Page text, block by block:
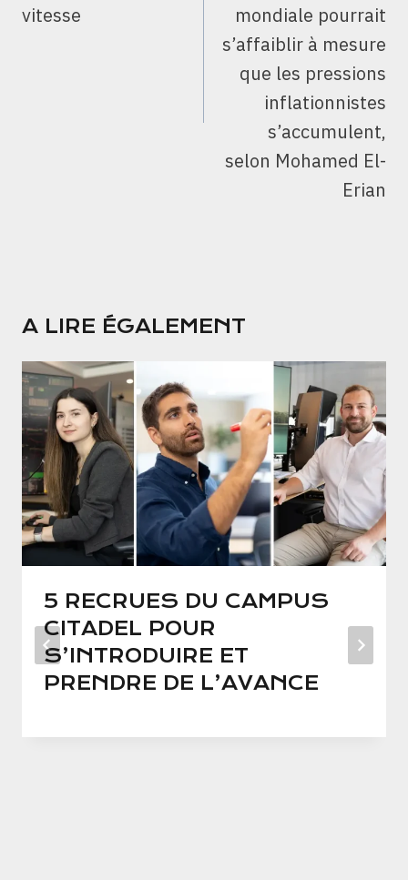
vitesse
mondiale pourrait
s’affaiblir à mesure
que les pressions
inflationnistes
s’accumulent,
selon Mohamed El-
Erian
A LIRE ÉGALEMENT
5 RECRUES DU CAMPUS
CITADEL POUR
S’INTRODUIRE ET
PRENDRE DE L’AVANCE